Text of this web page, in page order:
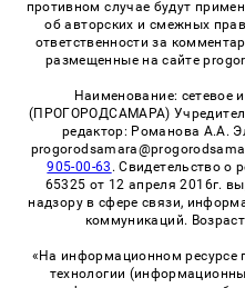
противном случае будут
об авторских и смежных
ответственности за
размещенные на сайте
Наименование: сетевое
(ПРОГОРОДСАМАРА)
редактор: Романова А.А.
905-00-63 . Свидетельство о
65325 от 12 апреля 2016г.
надзору в сфере связи,
коммуникаций.
«На информационном ресурсе
технологии